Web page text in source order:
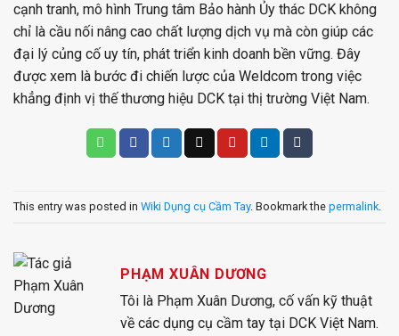
cạnh tranh, mô hình Trung tâm Bảo hành Ủy thác DCK không
chỉ là cầu nối nâng cao chất lượng dịch vụ mà còn giúp các
đại lý củng cố uy tín, phát triển kinh doanh bền vững. Đây
được xem là bước đi chiến lược của Weldcom trong việc
khẳng định vị thế thương hiệu DCK tại thị trường Việt Nam.
This entry was posted in Wiki Dụng cụ Cầm Tay. Bookmark the permalink
PHẠM XUÂN DƯƠNG
Tôi là Phạm Xuân Dương, cố vấn kỹ thuật
về các dụng cụ cầm tay tại DCK Việt Nam.